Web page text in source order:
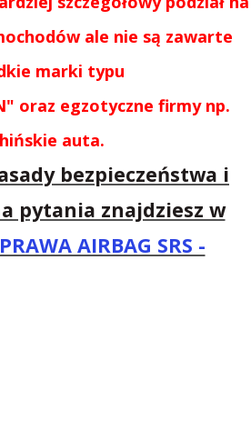
ale nie są zawarte
marki typu
oraz egzotyczne firmy np.
auta.
bezpieczeństwa i
pytania znajdziesz w
AIRBAG SRS -